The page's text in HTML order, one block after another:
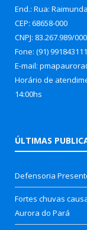
End.: Rua:
CEP: 68658-000
CNPJ: 83.267.989/
Fone: (91) 991843111
E-mail:
Horário de
14:00hs
ÚLTIMAS
Defensoria
Fortes chuvas
Aurora do Pará